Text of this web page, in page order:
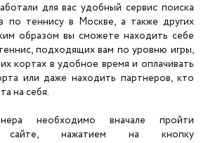
для вас удобный сервис поиска
по теннису в Москве, а также других
образом вы сможете находить себе
подходящих вам по уровню игры,
кортах в удобное время и оплачивать
или даже находить партнеров, кто
на себя.
необходимо вначале пройти
сайте, нажатием на кнопку